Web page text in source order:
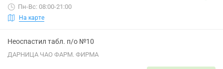
Пн-Вс: 08:00-21:00
На карте
Неоспастил табл. п/о №10
ДАРНИЦА ЧАО ФАРМ. ФИРМА